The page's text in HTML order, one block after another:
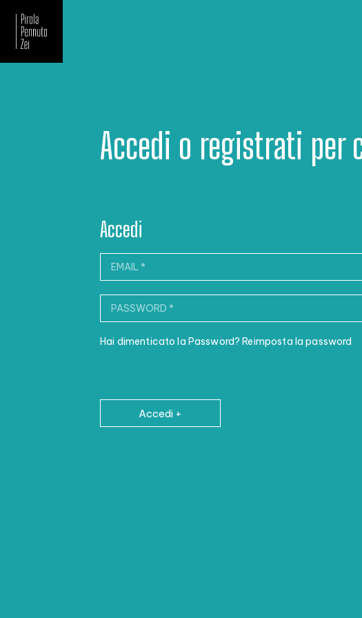
Accedi o registrati
Accedi
Hai dimenticato la Password? Reimposta la password
Accedi +